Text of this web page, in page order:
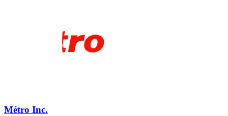
Métro Inc.